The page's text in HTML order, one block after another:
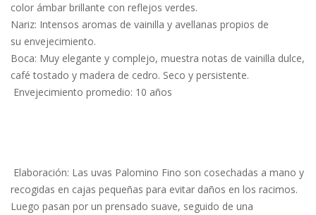
color ámbar brillante con reflejos verdes.
Nariz: Intensos aromas de vainilla y avellanas propios de
su envejecimiento.
Boca: Muy elegante y complejo, muestra notas de vainilla dulce,
café tostado y madera de cedro. Seco y persistente.
Envejecimiento promedio: 10 años
Elaboración: Las uvas Palomino Fino son cosechadas a mano y
recogidas en cajas pequeñas para evitar daños en los racimos.
Luego pasan por un prensado suave, seguido de una